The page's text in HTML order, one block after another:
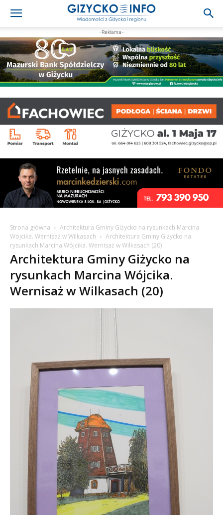
-Reklama-
Strona główna
Architektura Gminy Giżycko na rysunkach Marcina
Wójcika. Wernisaż w Wilkasach
Architektura Gminy Giżycko na
rysunkach Marcina Wójcika. Wernisaż w Wilkasach (20)
Architektura Gminy Giżycko na
rysunkach Marcina Wójcika.
Wernisaż w Wilkasach (20)